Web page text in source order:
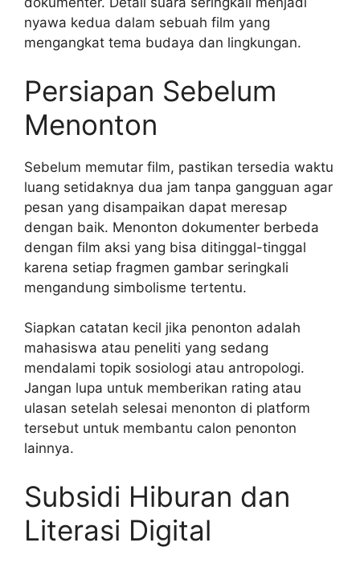
nyawa kedua dalam sebuah film yang
mengangkat tema budaya dan lingkungan.
Persiapan Sebelum
Menonton
Sebelum memutar film, pastikan tersedia waktu
luang setidaknya dua jam tanpa gangguan agar
pesan yang disampaikan dapat meresap
dengan baik. Menonton dokumenter berbeda
dengan film aksi yang bisa ditinggal-tinggal
karena setiap fragmen gambar seringkali
mengandung simbolisme tertentu.
Siapkan catatan kecil jika penonton adalah
mahasiswa atau peneliti yang sedang
mendalami topik sosiologi atau antropologi.
Jangan lupa untuk memberikan rating atau
ulasan setelah selesai menonton di platform
tersebut untuk membantu calon penonton
lainnya.
Subsidi Hiburan dan
Literasi Digital